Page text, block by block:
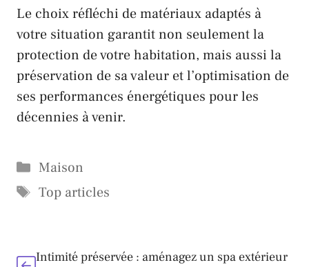
Le choix réfléchi de matériaux adaptés à
votre situation garantit non seulement la
protection de votre habitation, mais aussi la
préservation de sa valeur et l’optimisation de
ses performances énergétiques pour les
décennies à venir.
Catégories
Maison
Étiquettes
Top articles
Intimité préservée : aménagez un spa extérieur